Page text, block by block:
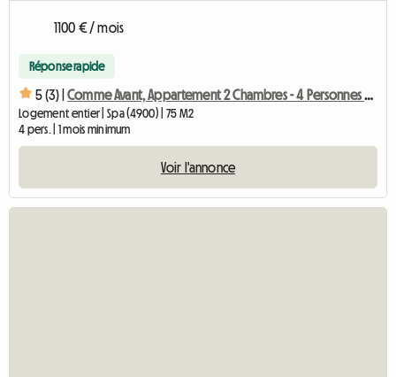
1100 € / mois
Réponse rapide
5 (3) | Comme Avant, Appartement 2 Chambres - 4 Personnes Au Cœur De
Logement entier | Spa (4900) | 75 M2
4 pers. | 1 mois minimum
Voir l'annonce